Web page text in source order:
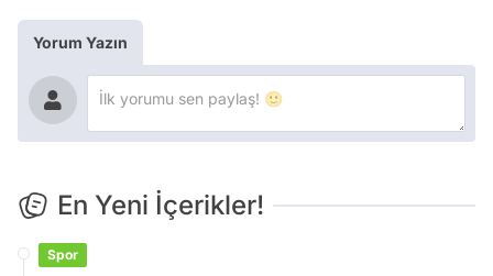
Yorum Yazın
En Yeni İçerikler!
Spor